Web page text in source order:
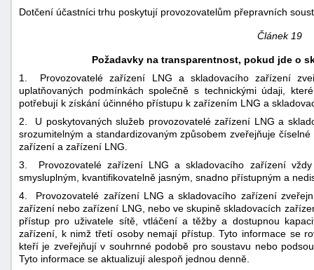
Dotčení účastníci trhu poskytují provozovatelům přepravních
Článek 19
Požadavky na transparentnost, pokud jde o
1. Provozovatelé zařízení LNG a skladovacího zařízení
uplatňovaných podmínkách společně s technickými údaji,
potřebují k získání účinného přístupu k zařízením LNG a
2. U poskytovaných služeb provozovatelé zařízení LNG a
srozumitelným a standardizovaným způsobem zveřejňuje
zařízení a zařízení LNG.
3. Provozovatelé zařízení LNG a skladovacího zařízení
smysluplným, kvantifikovatelně jasným, snadno přístupným a
4. Provozovatelé zařízení LNG a skladovacího zařízení
zařízení nebo zařízení LNG, nebo ve skupině skladovacích
přístup pro uživatele sítě, vtláčení a těžby a dostupnou
zařízení, k nimž třetí osoby nemají přístup. Tyto informace se
kteří je zveřejňují v souhrnné podobě pro soustavu nebo
Tyto informace se aktualizují alespoň jednou denně.